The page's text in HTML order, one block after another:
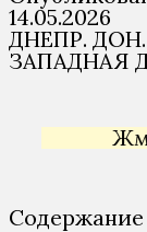
14.05.2026
ДНЕПР.
ЗАПАДНАЯ
Жми
Содержание